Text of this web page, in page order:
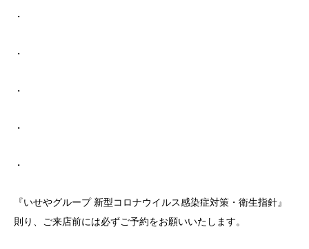
・
・
・
・
・
『いせやグループ 新型コロナウイルス感染症対策・衛生指針』
則り、ご来店前には必ずご予約をお願いいたします。